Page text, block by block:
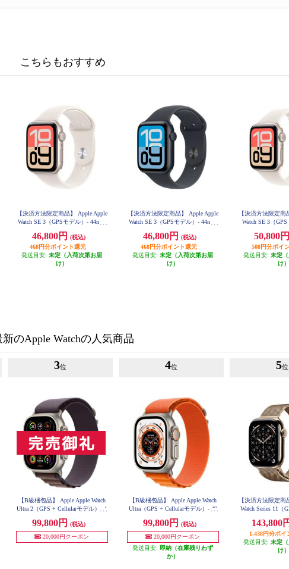
こちらもおすすめ
【決済方法限定商品】 Apple Apple
Watch SE 3（GPSモデル）- 44mm
とスターライトスポーツバンド -
S/M MEHG4J-A
46,800円
(税込)
468円分ポイント還元
発送目安: 未定（入荷次第お届
け）
【決済方法限定商品】 Apple Apple
Watch SE 3（GPSモデル）- 44mm
とミッドナイトスポーツバンド -
M/L MEHQ4J-A
46,800円
(税込)
468円分ポイント還元
発送目安: 未定（入荷次第お届
け）
【決済方法限定商
Watch SE 3（
ウムケースとスタ
ツバンド - S/
50,800円
508円分ポイ
発送目安: 未定
け）
新のApple Watchの人気商品
3位
【B級梱包品】 Apple Apple Watch
Ultra 2（GPS + Cellularモデル）- 4
ゴアルパインループ - S【2023年9
月モデル】 MRER3J-A
99,800円
(税込)
20,000円クーポン
4位
【B級梱包品】 Apple Apple Watch
Ultra（GPS + Cellularモデル）- 49
アルパインループ - S【2022年9月
モデル】 MNHH3J-A
99,800円
(税込)
20,000円クーポン
発送目安: 即納（在庫残りわず
か）
5位
【決済方法限定商
Watch Series 11（
ケースとゴールド
プ - S/M
143,800
1,438円分ポイ
発送目安: 未定
け）